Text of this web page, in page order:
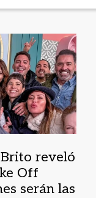
reveló
Off
serán las